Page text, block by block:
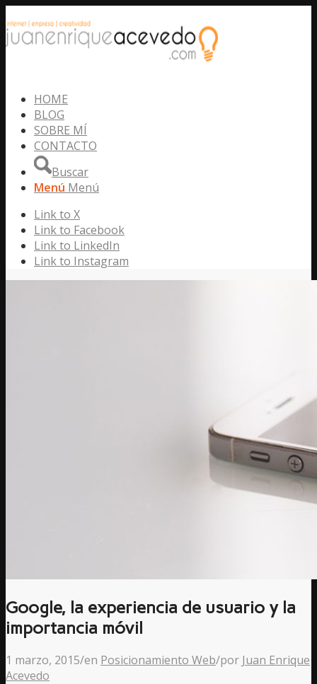
HOME
BLOG
SOBRE MÍ
CONTACTO
Buscar
Menú Menú
Link to X
Link to Facebook
Link to LinkedIn
Link to Instagram
Google, la experiencia de usuario y la
importancia móvil
1 marzo, 2015/en Posicionamiento Web/por Juan Enrique
Acevedo